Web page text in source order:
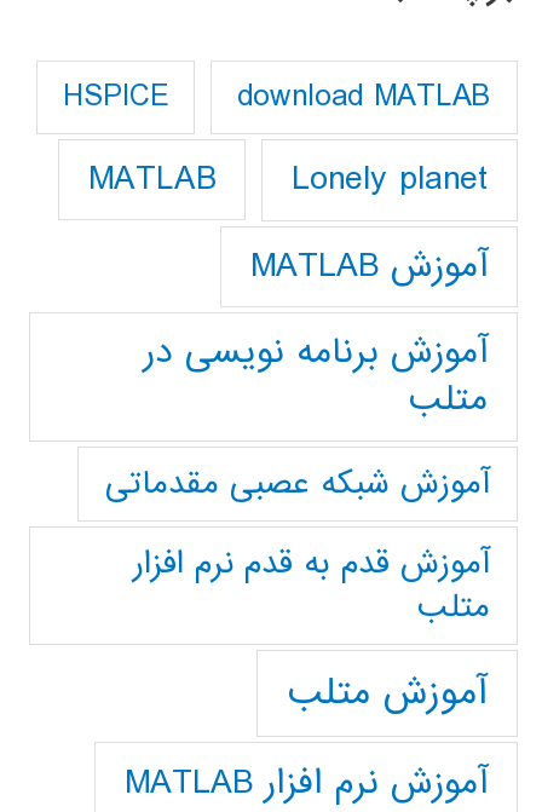
download MATLAB
HSPICE
Lonely planet
MATLAB
آموزش MATLAB
آموزش برنامه نویسی در
متلب
آموزش شبکه عصبی مقدماتی
آموزش قدم به قدم نرم افزار
متلب
آموزش متلب
آموزش نرم افزار MATLAB